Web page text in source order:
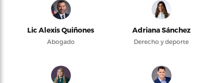
Lic Alexis Quiñones
Abogado
Adriana Sánchez
Derecho y deporte